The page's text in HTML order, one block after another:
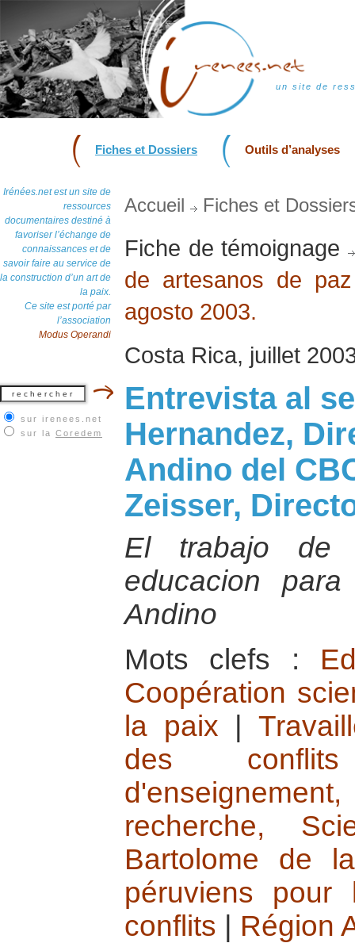
un site de
Fiches et Dossiers Outils d’analyses
Irénées.net est un site de
ressources
documentaires destiné à
favoriser l’échange de
connaissances et de
savoir faire au service de
la construction d’un art de
la paix.
Ce site est porté par
l’association
Modus Operandi
sur irenees.net
sur la Coredem
Accueil Fiches et
Fiche de témoignage
de artesanos de
agosto 2003.
Costa Rica, juillet
Entrevista al
Hernandez,
Andino del
Zeisser,
El trabajo de
educacion
Andino
Mots clefs :
Coopération
la paix
des conflits
recherche,
Bartolome de
péruviens pour
conflits
Région